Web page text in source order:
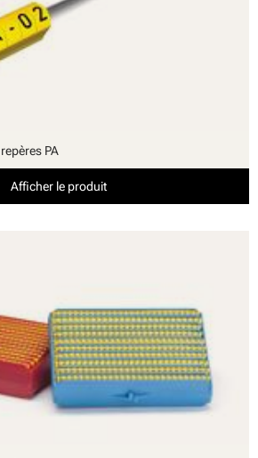
PA
Afficher le produit